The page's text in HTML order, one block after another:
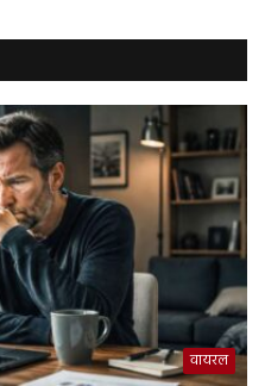
वायरल